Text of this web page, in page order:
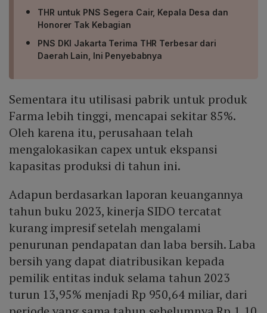
THR untuk PNS Segera Cair, Kepala Desa dan
Honorer Tak Kebagian
PNS DKI Jakarta Terima THR Terbesar dari
Daerah Lain, Ini Penyebabnya
Sementara itu utilisasi pabrik untuk produk
Farma lebih tinggi, mencapai sekitar 85%.
Oleh karena itu, perusahaan telah
mengalokasikan capex untuk ekspansi
kapasitas produksi di tahun ini.
Adapun berdasarkan laporan keuangannya
tahun buku 2023, kinerja SIDO tercatat
kurang impresif setelah mengalami
penurunan pendapatan dan laba bersih. Laba
bersih yang dapat diatribusikan kepada
pemilik entitas induk selama tahun 2023
turun 13,95% menjadi Rp 950,64 miliar, dari